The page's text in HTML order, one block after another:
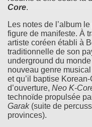
Core.
Les notes de l’album
figure de manifeste. À
artiste coréen établi à
traditionnelle de son
underground du
nouveau genre
et qu’il baptise
d’ouverture, Neo K-
technoïde propulsée
Garak(suite de
provinces).